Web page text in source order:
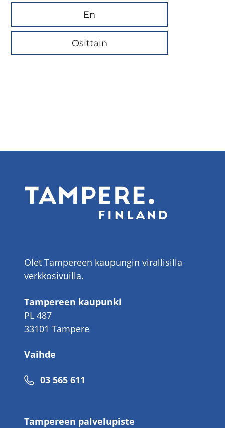
En
Osittain
Olet Tampereen kaupungin virallisilla
verkkosivuilla.
Tampereen kaupunki
PL 487
33101 Tampere
Vaihde
Puhelinnumero
03 565 611
Tampereen palvelupiste